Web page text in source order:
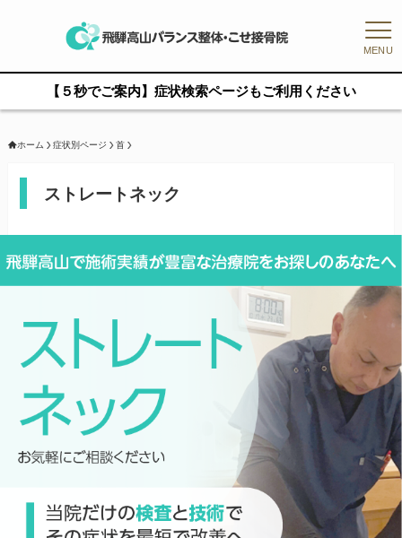
MENU
【５秒でご案内】症状検索ページもご利用ください
ホーム 症状別ページ 首
ストレートネック